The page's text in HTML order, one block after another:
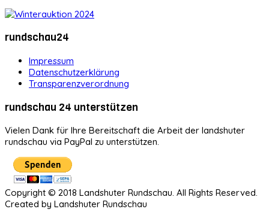
rundschau24
Impressum
Datenschutzerklärung
Transparenzverordnung
rundschau 24 unterstützen
Vielen Dank für Ihre Bereitschaft die Arbeit der landshuter
rundschau via PayPal zu unterstützen.
Copyright © 2018 Landshuter Rundschau. All Rights Reserved.
Created by Landshuter Rundschau